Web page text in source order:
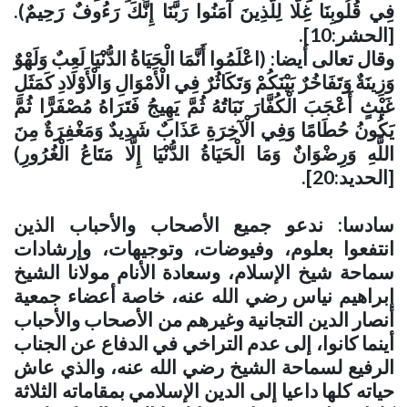
فِي قُلُوبِنَا غِلًّا لِلَّذِينَ آمَنُوا رَبَّنَا إِنَّكَ رَءُوفٌ رَحِيمٌ).
[الحشر:10]
.
وقال تعالى أيضا: (اعْلَمُوا أَنَّمَا الْحَيَاةُ الدُّنْيَا لَعِبٌ وَلَهْوٌ
وَزِينَةٌ وَتَفَاخُرٌ بَيْنَكُمْ وَتَكَاثُرٌ فِي الْأَمْوَالِ وَالْأَوْلَادِ كَمَثَلِ
غَيْثٍ أَعْجَبَ الْكُفَّارَ نَبَاتُهُ ثُمَّ يَهِيجُ فَتَرَاهُ مُصْفَرًّا ثُمَّ
يَكُونُ حُطَامًا وَفِي الْآخِرَةِ عَذَابٌ شَدِيدٌ وَمَغْفِرَةٌ مِنَ
اللَّهِ وَرِضْوَانٌ وَمَا الْحَيَاةُ الدُّنْيَا إِلَّا مَتَاعُ الْغُرُورِ)
[الحديد:20]
.
سادسا: ندعو جميع الأصحاب والأحباب الذين
انتفعوا بعلوم، وفيوضات، وتوجيهات، وإرشادات
سماحة شيخ الإسلام، وسعادة الأنام مولانا الشيخ
إبراهيم نياس رضي الله عنه، خاصة أعضاء جمعية
أنصار الدين التجانية وغيرهم من الأصحاب والأحباب
أينما كانوا، إلى عدم التراخي في الدفاع عن الجناب
الرفيع لسماحة الشيخ رضي الله عنه، والذي عاش
حياته كلها داعيا إلى الدين الإسلامي بمقاماته الثلاثة